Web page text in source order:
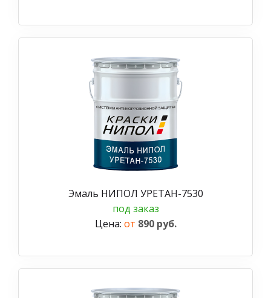
Эмаль НИПОЛ УРЕТАН-7530
под заказ
Цена: от 890 руб.